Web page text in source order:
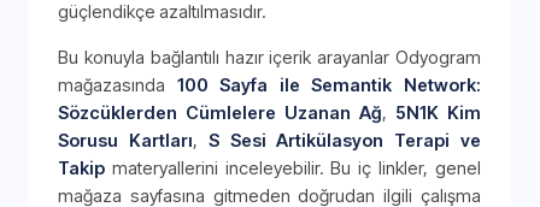
güçlendikçe azaltılmasıdır.
Bu konuyla bağlantılı hazır içerik arayanlar Odyogram
mağazasında 100 Sayfa ile Semantik Network:
Sözcüklerden Cümlelere Uzanan Ağ, 5N1K Kim
Sorusu Kartları, S Sesi Artikülasyon Terapi ve
Takip materyallerini inceleyebilir. Bu iç linkler, genel
mağaza sayfasına gitmeden doğrudan ilgili çalışma